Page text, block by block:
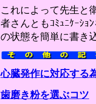
これによって先生と
者さんともｺﾐｭﾆｹｰｼｮ
の状態を簡単に書き
心臓発作に対応する
歯磨き粉を選ぶコツ